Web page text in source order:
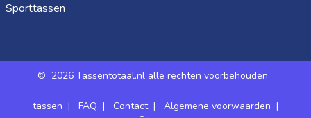
Sporttassen
© 2026 Tassentotaal.nl alle rechten voorbehouden
tassen | FAQ | Contact| Algemene voorwaarden |